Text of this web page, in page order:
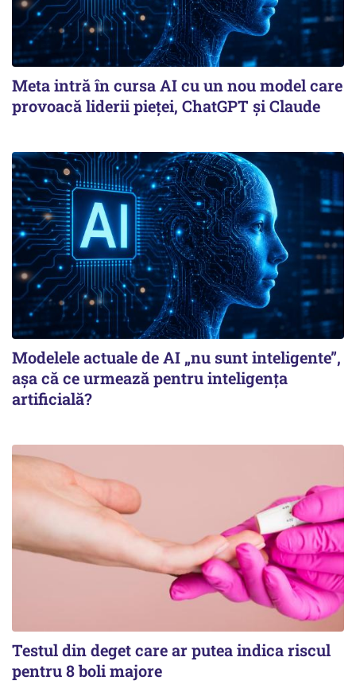
Meta intră în cursa AI cu un nou model care
provoacă liderii pieței, ChatGPT și Claude
Modelele actuale de AI „nu sunt inteligente”,
așa că ce urmează pentru inteligența
artificială?
Testul din deget care ar putea indica riscul
pentru 8 boli majore